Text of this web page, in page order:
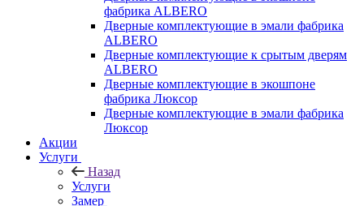
фабрика ALBERO
Дверные комплектующие в эмали фабрика
ALBERO
Дверные комплектующие к срытым дверям
ALBERO
Дверные комплектующие в экошпоне
фабрика Люксор
Дверные комплектующие в эмали фабрика
Люксор
Акции
Услуги
Назад
Услуги
Замер